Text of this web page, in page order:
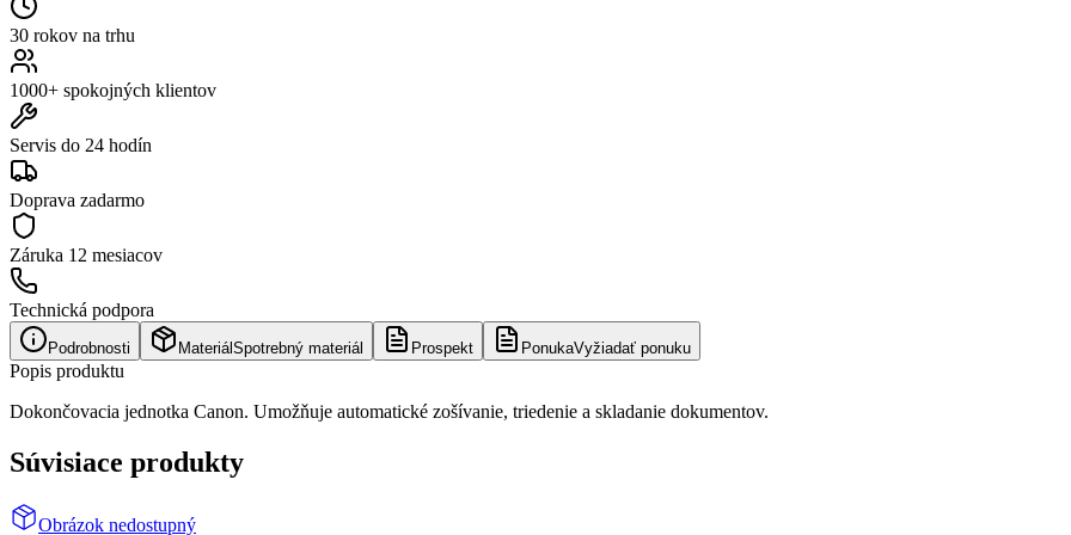
30 rokov na trhu
1000+ spokojných klientov
Servis do 24 hodín
Doprava zadarmo
Záruka 12 mesiacov
Technická podpora
Podrobnosti Materiál Spotrebný materiál Prospekt PonukaVyžiadať ponuku
Popis produktu
Dokončovacia jednotka Canon. Umožňuje automatické zošívanie, triedenie a skladanie dokumentov.
Súvisiace produkty
Obrázok nedostupný